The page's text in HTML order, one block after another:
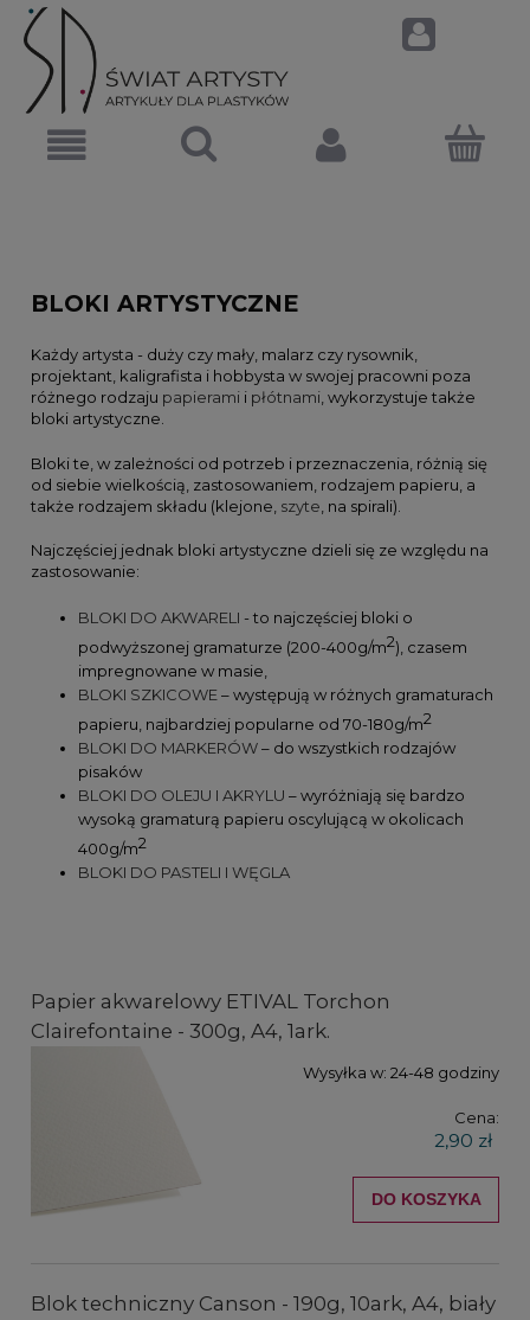
BLOKI ARTYSTYCZNE
Każdy artysta - duży czy mały, malarz czy rysownik,
projektant, kaligrafista i hobbysta w swojej pracowni poza
różnego rodzaju papierami i płótnami , wykorzystuje także
bloki artystyczne.
Bloki te, w zależności od potrzeb i przeznaczenia, różnią się
od siebie wielkością, zastosowaniem, rodzajem papieru, a
także rodzajem składu (klejone, szyte , na spirali).
Najczęściej jednak bloki artystyczne dzieli się ze względu na
zastosowanie:
BLOKI DO AKWARELI - to najczęściej bloki o
podwyższonej gramaturze (200-400g/m2), czasem
impregnowane w masie,
BLOKI SZKICOWE – występują w różnych gramaturach
papieru, najbardziej popularne od 70-180g/m2
BLOKI DO MARKERÓW– do wszystkich rodzajów
pisaków
BLOKI DO OLEJU I AKRYLU – wyróżniają się bardzo
wysoką gramaturą papieru oscylującą w okolicach
400g/m2
BLOKI DO PASTELI I WĘGLA
Papier akwarelowy ETIVAL Torchon
Clairefontaine - 300g, A4, 1ark.
Wysyłka w: 24-48 godziny
Cena:
2,90 zł
DO KOSZYKA
Blok techniczny Canson - 190g, 10ark, A4, biały